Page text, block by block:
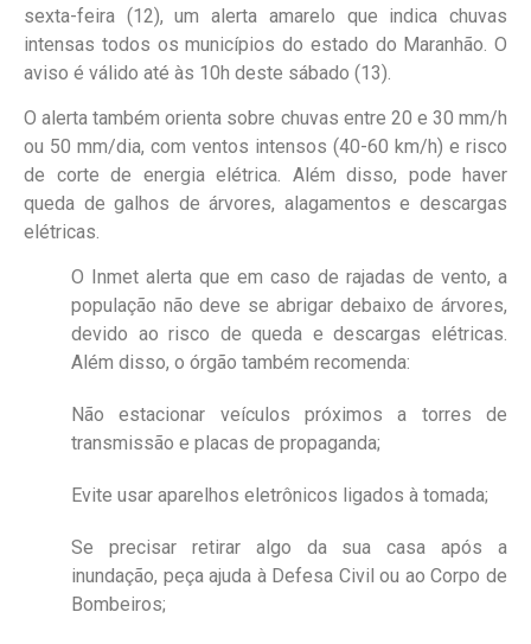
sexta-feira (12),um alerta amarelo que indica chuvas
intensas todos os municípios do estado do Maranhão. O
aviso é válido até às 10h deste sábado (13).
O alerta também orienta sobre chuvas entre 20 e 30 mm/h
ou 50 mm/dia, com ventos intensos (40-60 km/h) e risco
de corte de energia elétrica. Além disso, pode haver
queda de galhos de árvores, alagamentos e descargas
elétricas.
O Inmet alerta que em caso de rajadas de vento, a
população não deve se abrigar debaixo de árvores,
devido ao risco de queda e descargas elétricas.
Além disso, o órgão também recomenda:
Não estacionar veículos próximos a torres de
transmissão e placas de propaganda;
Evite usar aparelhos eletrônicos ligados à tomada;
Se precisar retirar algo da sua casa após a
inundação, peça ajuda à Defesa Civil ou ao Corpo de
Bombeiros;